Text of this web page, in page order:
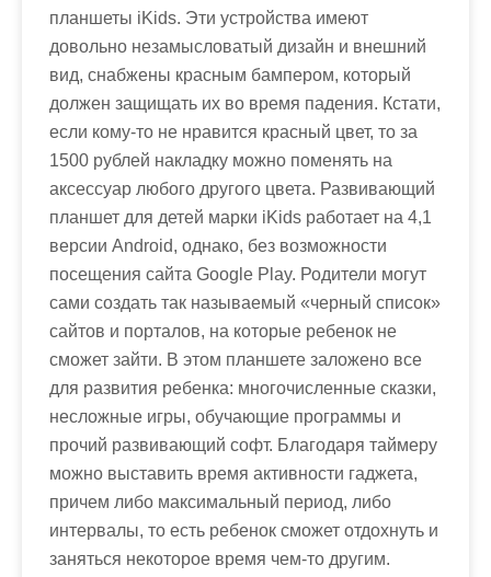
планшеты iKids. Эти устройства имеют
довольно незамысловатый дизайн и внешний
вид, снабжены красным бампером, который
должен защищать их во время падения. Кстати,
если кому-то не нравится красный цвет, то за
1500 рублей накладку можно поменять на
аксессуар любого другого цвета. Развивающий
планшет для детей марки iKids работает на 4,1
версии Android, однако, без возможности
посещения сайта Google Play. Родители могут
сами создать так называемый «черный список»
сайтов и порталов, на которые ребенок не
сможет зайти. В этом планшете заложено все
для развития ребенка: многочисленные сказки,
несложные игры, обучающие программы и
прочий развивающий софт. Благодаря таймеру
можно выставить время активности гаджета,
причем либо максимальный период, либо
интервалы, то есть ребенок сможет отдохнуть и
заняться некоторое время чем-то другим.